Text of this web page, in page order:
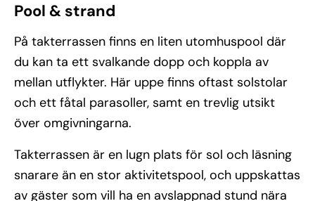
Pool & strand
På takterrassen finns en liten utomhuspool där
du kan ta ett svalkande dopp och koppla av
mellan utflykter. Här uppe finns oftast solstolar
och ett fåtal parasoller, samt en trevlig utsikt
över omgivningarna.
Takterrassen är en lugn plats för sol och läsning
snarare än en stor aktivitetspool, och uppskattas
av gäster som vill ha en avslappnad stund nära